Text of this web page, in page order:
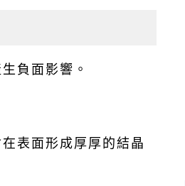
負面影響。
表面形成厚厚的結晶